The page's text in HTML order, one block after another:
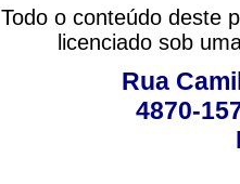
Todo o conteúdo deste
licenciado sob
Rua
4870-